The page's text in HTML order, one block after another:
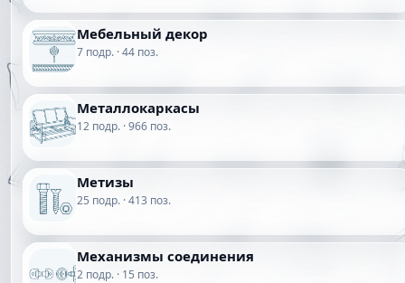
Мебельный декор
7 подр. · 44 поз.
Металлокаркасы
12 подр. · 966 поз.
Метизы
25 подр. · 413 поз.
Механизмы соединения
2 подр. · 15 поз.